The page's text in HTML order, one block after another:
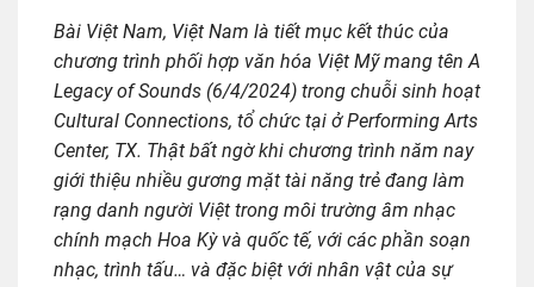
Bài Việt Nam, Việt Nam là tiết mục kết thúc của
chương trình phối hợp văn hóa Việt Mỹ mang tên A
Legacy of Sounds (6/4/2024) trong chuỗi sinh hoạt
Cultural Connections, tổ chức tại ở Performing Arts
Center, TX. Thật bất ngờ khi chương trình năm nay
giới thiệu nhiều gương mặt tài năng trẻ đang làm
rạng danh người Việt trong môi trường âm nhạc
chính mạch Hoa Kỳ và quốc tế, với các phần soạn
nhạc, trình tấu… và đặc biệt với nhân vật của sự